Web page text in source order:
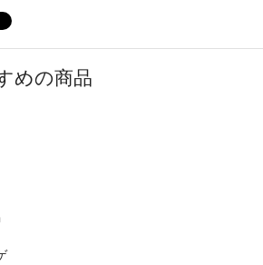
めの商品